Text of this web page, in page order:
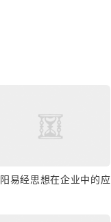
易经思想在企业中的应